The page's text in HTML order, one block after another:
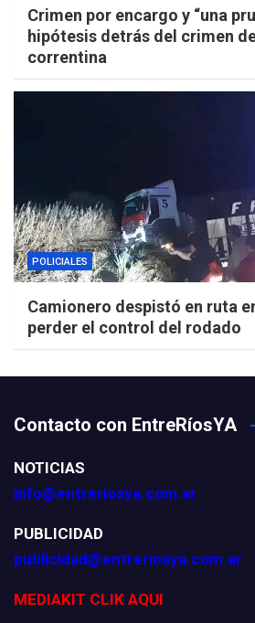
Crimen por encargo y “una
hipótesis detrás del crimen
correntina
POLICIALES
Camionero despistó en ruta
perder el control del rodado
Contacto con EntreRíosYA
NOTICIAS
info@entreriosya.com.ar
PUBLICIDAD
publicidad@entreriosya.com.ar
MEDIAKIT CLIK AQUI